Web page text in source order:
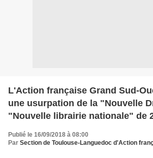
L'Action française Grand Sud-
une usurpation de la "Nouvelle
"Nouvelle librairie nationale" de
Publié le 16/09/2018 à 08:00
Par Section de Toulouse-Languedoc d'Action